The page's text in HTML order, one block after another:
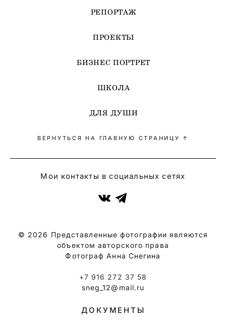
РЕПОРТАЖ
ПРОЕКТЫ
БИЗНЕС ПОРТРЕТ
ШКОЛА
ДЛЯ ДУШИ
ВЕРНУТЬСЯ НА ГЛАВНУЮ СТРАНИЦУ ↑
Мои контакты в социальных сетях
© 2026 Представленные фотографии являются
объектом авторского права
Фотограф Анна Снегина
+7 916 272 37 58
sneg_12@mail.ru
ДОКУМЕНТЫ